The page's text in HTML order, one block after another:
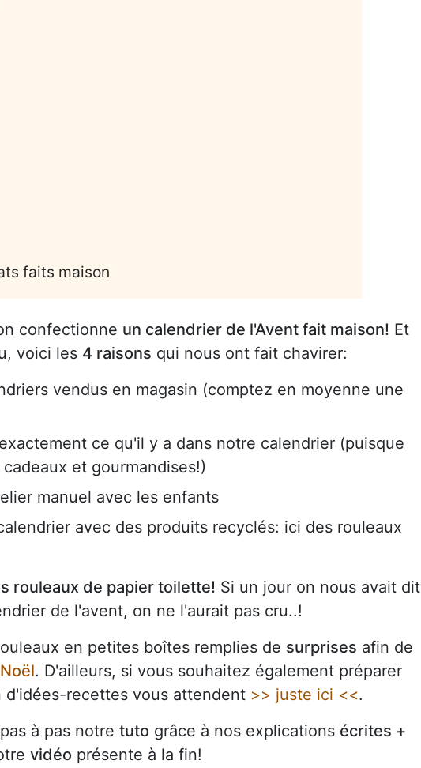
faits maison
confectionne un calendrier de l'Avent fait maison! Et
voici les 4 raisons qui nous ont fait chavirer:
vendus en magasin (comptez en moyenne une
ce qu'il y a dans notre calendrier (puisque
et gourmandises!)
manuel avec les enfants
avec des produits recyclés: ici des rouleaux
rouleaux de papier toilette! Si un jour on nous avait dit
de l'avent, on ne l'aurait pas cru..!
en petites boîtes remplies de surprises afin de
Noël. D'ailleurs, si vous souhaitez également préparer
d'idées-recettes vous attendent >> juste ici <<.
à pas notre tuto grâce à nos explications écrites +
vidéo présente à la fin!